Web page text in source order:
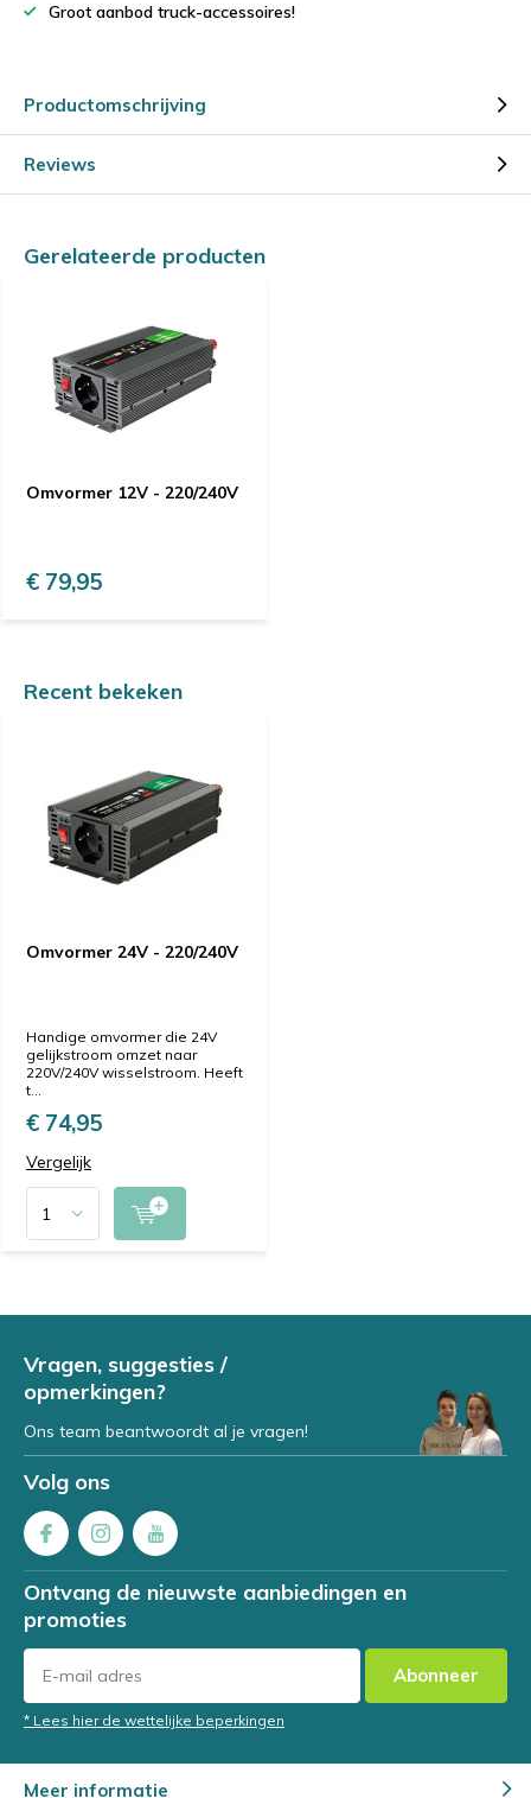
Groot aanbod truck-accessoires!
Productomschrijving
Reviews
Gerelateerde producten
Omvormer 12V - 220/240V
€ 79,95
Recent bekeken
Omvormer 24V - 220/240V
Handige omvormer die 24V
gelijkstroom omzet naar
220V/240V wisselstroom. Heeft
t...
€ 74,95
Vergelijk
Vragen, suggesties /
opmerkingen?
Ons team beantwoordt al je vragen!
Volg ons
Ontvang de nieuwste aanbiedingen en
promoties
Abonneer
* Lees hier de wettelijke beperkingen
Meer informatie